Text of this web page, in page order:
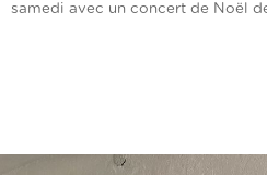
samedi avec un concert de Noël